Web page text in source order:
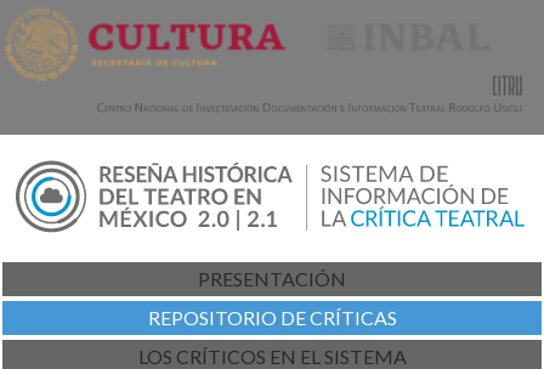
PRESENTACIÓN
REPOSITORIO DE CRÍTICAS
LOS CRÍTICOS EN EL SISTEMA